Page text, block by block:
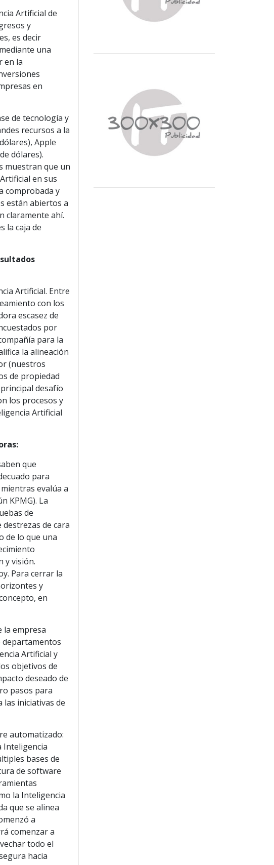
Artificial de
y
es decir
una
en la
en
de tecnología y
recursos a la
Apple
dólares).
muestran que un
en sus
comprobada y
están abiertos a
claramente ahí.
la caja de
Artificial. Entre
con los
escasez de
por
para la
la alineación
(nuestros
de propiedad
desafío
los procesos y
Artificial
que
para
evalúa a
KPMG). La
de
de cara
de lo que una
y visión.
Para cerrar la
y
en
la empresa
departamentos
Artificial y
objetivos de
deseado de
pasos para
iniciativas de
automatizado:
Inteligencia
bases de
de software
la Inteligencia
que se alinea
a
comenzar a
todo el
hacia